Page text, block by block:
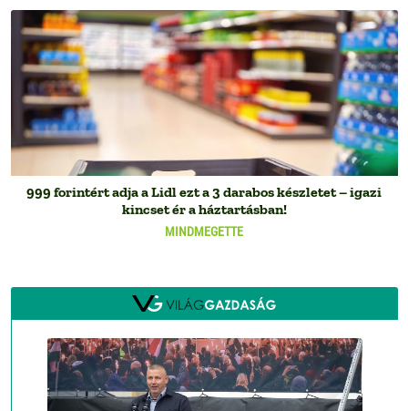
MINDMEGETTE
999 forintért adja a Lidl ezt a 3 darabos készletet – igazi
kincset ér a háztartásban!